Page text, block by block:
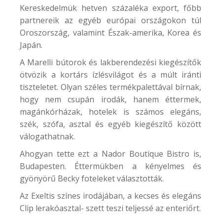
Kereskedelmük hetven százaléka export, főbb
partnereik az egyéb európai országokon túl
Oroszország, valamint Észak-amerika, Korea és
Japán.
A Marelli bútorok és lakberendezési kiegészítők
ötvözik a kortárs ízlésvilágot és a múlt iránti
tiszteletet. Olyan széles termékpalettával bírnak,
hogy nem csupán irodák, hanem éttermek,
magánkórházak, hotelek is számos elegáns,
szék, szófa, asztal és egyéb kiegészítő között
válogathatnak.
Ahogyan tette ezt a Nador Boutique Bistro is,
Budapesten. Éttermükben a kényelmes és
gyönyörű Becky foteleket választották.
Az Exeltis színes irodájában, a kecses és elegáns
Clip lerakóasztal- szett teszi teljessé az enteriőrt.